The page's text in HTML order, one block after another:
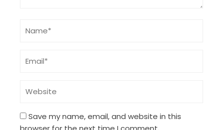
Save my name, email, and website in this